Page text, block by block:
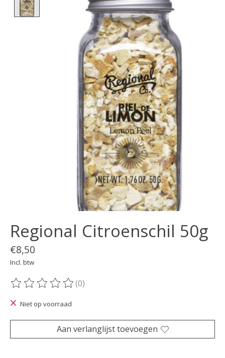
Regional Citroenschil 50g
€8,50
Incl. btw
De beoordeling van dit product is
(0)
Niet op voorraad
Aan verlanglijst toevoegen